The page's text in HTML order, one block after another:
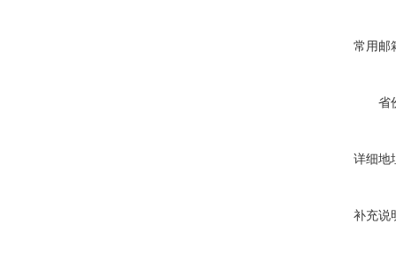
常用邮
省
详细地
补充说